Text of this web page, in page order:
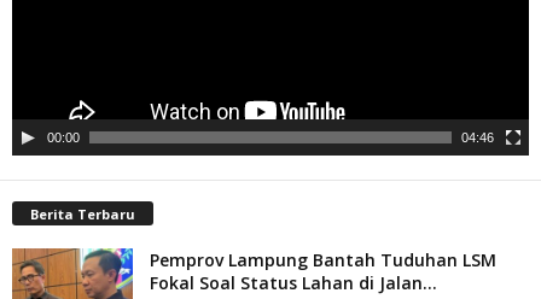
00:00 04:46
Berita Terbaru
Pemprov Lampung Bantah Tuduhan LSM
Fokal Soal Status Lahan di Jalan...